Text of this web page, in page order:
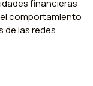
financieras
comportamiento
de las redes